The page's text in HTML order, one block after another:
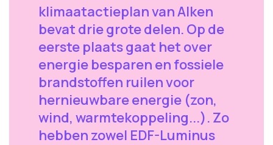
klimaatactieplan van Alken
bevat drie grote delen. Op de
eerste plaats gaat het over
energie besparen en fossiele
brandstoffen ruilen voor
hernieuwbare energie (zon,
wind, warmtekoppeling...). Zo
hebben zowel EDF-Luminus